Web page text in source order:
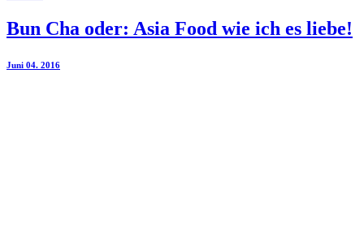
Bun Cha oder: Asia Food wie ich es liebe!
Juni 04. 2016